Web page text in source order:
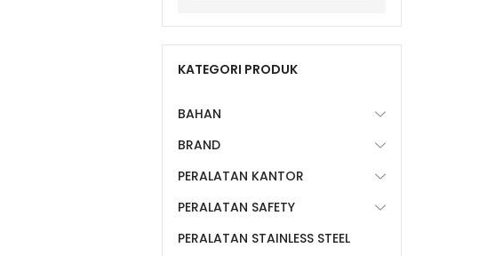
KATEGORI PRODUK
BAHAN
BRAND
PERALATAN KANTOR
PERALATAN SAFETY
PERALATAN STAINLESS STEEL